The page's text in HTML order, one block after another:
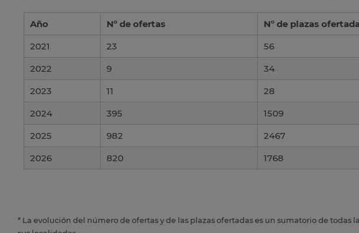
Año Nº de ofertas
Nº de plazas
2021
23
56
2022
9
34
2023
11
28
2024
395
1509
2025
982
2467
2026
820 1768
* La evolución del número de ofertas y de las plazas ofertadas es un sumatorio de todas